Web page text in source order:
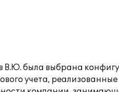
В.Ю. была выбрана
учета,